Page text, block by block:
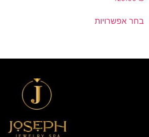
בחר אפשרויות